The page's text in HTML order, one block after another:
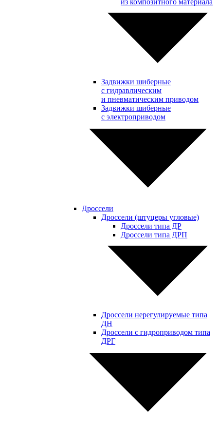
из композитного материала
Задвижки шиберные
с гидравлическим
и пневматическим приводом
Задвижки шиберные
с электроприводом
Дроссели
Дроссели (штуцеры угловые)
Дроссели типа ДР
Дроссели типа ДРП
Дроссели нерегулируемые типа
ДН
Дроссели с гидроприводом типа
ДРГ